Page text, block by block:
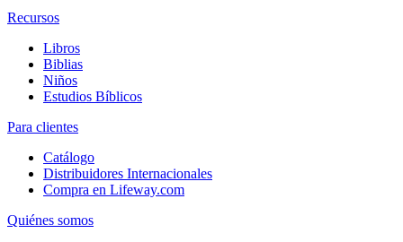
Recursos
Libros
Biblias
Niños
Estudios Bíblicos
Para clientes
Catálogo
Distribuidores Internacionales
Compra en Lifeway.com
Quiénes somos